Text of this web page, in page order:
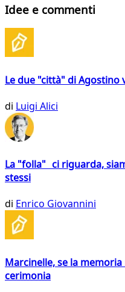
Idee e commenti
Le due "città" di
di Luigi Alici
La "folla" ci riguarda,
stessi
di Enrico Giovannini
Marcinelle, se la
cerimonia